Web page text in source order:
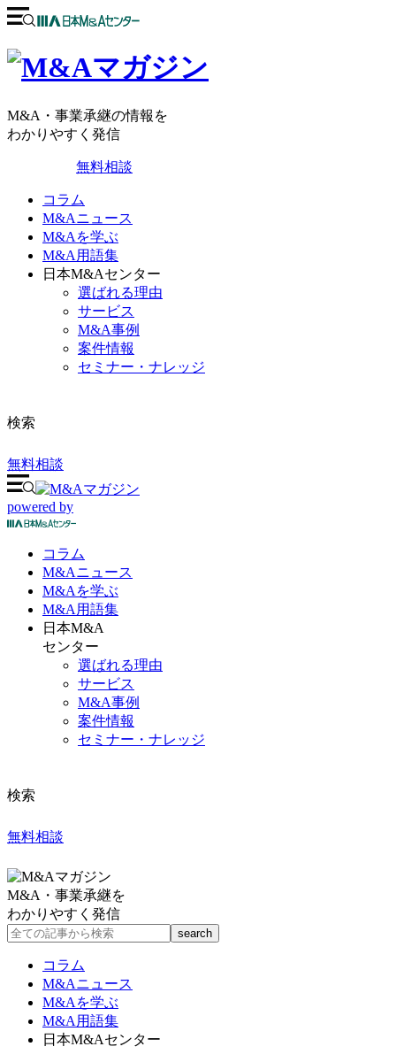
M&A・事業承継の情報を
わかりやすく発信
無料相談
コラム
M&Aニュース
M&Aを学ぶ
M&A用語集
日本M&Aセンター
選ばれる理由
サービス
M&A事例
案件情報
セミナー・ナレッジ
検索
無料相談
powered by
コラム
M&Aニュース
M&Aを学ぶ
M&A 用語集
日本M&A
センター
選ばれる理由
サービス
M&A事例
案件情報
セミナー・ナレッジ
検索
無料相談
M&A・事業承継を
わかりやすく発信
コラム
M&Aニュース
M&Aを学ぶ
M&A用語集
日本M&Aセンター